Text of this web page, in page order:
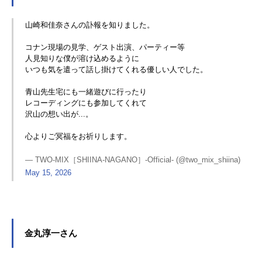
山崎和佳奈さんの訃報を知りました。
コナン現場の見学、ゲスト出演、パーティー等
人見知りな僕が溶け込めるように
いつも気を遣って話し掛けてくれる優しい人でした。
青山先生宅にも一緒遊びに行ったり
レコーディングにも参加してくれて
沢山の想い出が...。
心よりご冥福をお祈りします。
— TWO-MIX［SHIINA-NAGANO］-Official- (@two_mix_shiina)
May 15, 2026
金丸淳一さん